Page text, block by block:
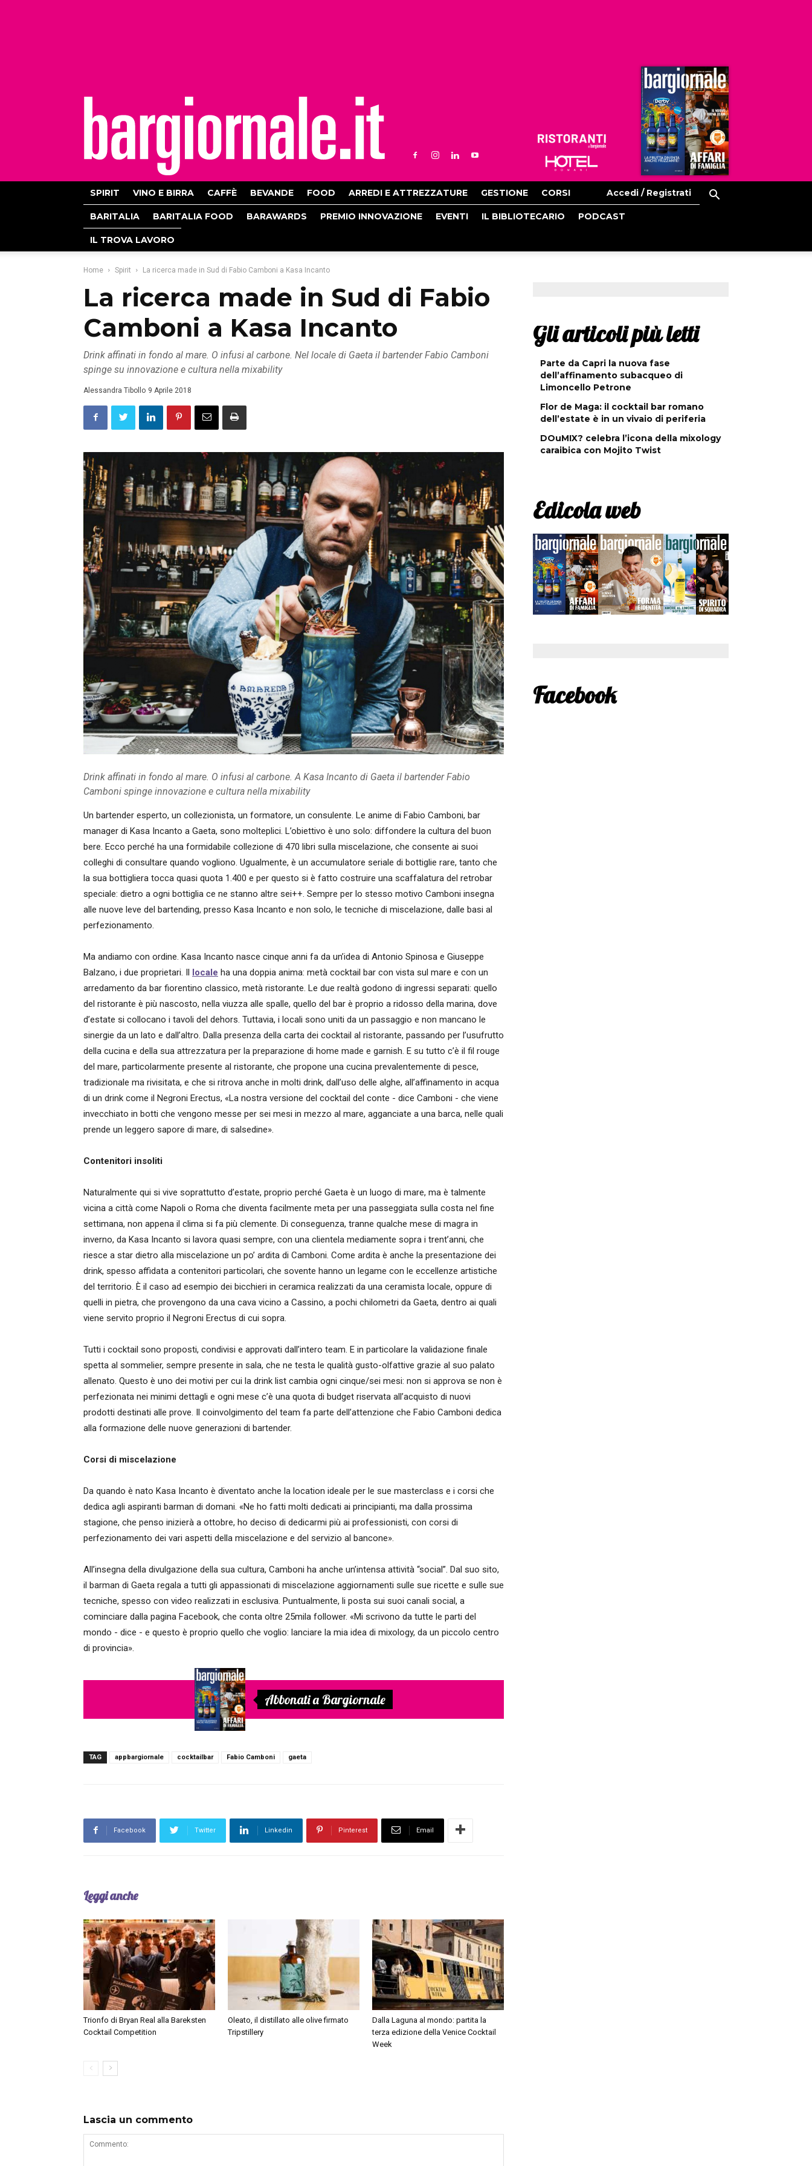
Ristoranti
Hoteldomani
SPIRIT VINO E BIRRA CAFFÈ BEVANDE FOOD ARREDI E ATTREZZATURE GESTIONE CORSI Accedi / Registrati
BARITALIA BARITALIA FOOD BARAWARDS PREMIO INNOVAZIONE EVENTI IL BIBLIOTECARIO PODCAST
IL TROVA LAVORO
Home Spirit La ricerca made in Sud di Fabio Camboni a Kasa Incanto
La ricerca made in Sud di Fabio
Camboni a Kasa Incanto
Drink affinati in fondo al mare. O infusi al carbone. Nel locale di Gaeta il bartender Fabio Camboni
spinge su innovazione e cultura nella mixability
Alessandra Tibollo 9 Aprile 2018
Drink affinati in fondo al mare. O infusi al carbone. A Kasa Incanto di Gaeta il bartender Fabio
Camboni spinge innovazione e cultura nella mixability
Un bartender esperto, un collezionista, un formatore, un consulente. Le anime di Fabio Camboni, bar
manager di Kasa Incanto a Gaeta, sono molteplici. L’obiettivo è uno solo: diffondere la cultura del buon
bere. Ecco perché ha una formidabile collezione di 470 libri sulla miscelazione, che consente ai suoi
colleghi di consultare quando vogliono. Ugualmente, è un accumulatore seriale di bottiglie rare, tanto che
la sua bottigliera tocca quasi quota 1.400 e per questo si è fatto costruire una scaffalatura del retrobar
speciale: dietro a ogni bottiglia ce ne stanno altre sei++. Sempre per lo stesso motivo Camboni insegna
alle nuove leve del bartending, presso Kasa Incanto e non solo, le tecniche di miscelazione, dalle basi al
perfezionamento.
Ma andiamo con ordine. Kasa Incanto nasce cinque anni fa da un’idea di Antonio Spinosa e Giuseppe
Balzano, i due proprietari. Il locale ha una doppia anima: metà cocktail bar con vista sul mare e con un
arredamento da bar fiorentino classico, metà ristorante. Le due realtà godono di ingressi separati: quello
del ristorante è più nascosto, nella viuzza alle spalle, quello del bar è proprio a ridosso della marina, dove
d’estate si collocano i tavoli del dehors. Tuttavia, i locali sono uniti da un passaggio e non mancano le
sinergie da un lato e dall’altro. Dalla presenza della carta dei cocktail al ristorante, passando per l’usufrutto
della cucina e della sua attrezzatura per la preparazione di home made e garnish. E su tutto c’è il fil rouge
del mare, particolarmente presente al ristorante, che propone una cucina prevalentemente di pesce,
tradizionale ma rivisitata, e che si ritrova anche in molti drink, dall’uso delle alghe, all’affinamento in acqua
di un drink come il Negroni Erectus, «La nostra versione del cocktail del conte - dice Camboni - che viene
invecchiato in botti che vengono messe per sei mesi in mezzo al mare, agganciate a una barca, nelle quali
prende un leggero sapore di mare, di salsedine».
Contenitori insoliti
Naturalmente qui si vive soprattutto d’estate, proprio perché Gaeta è un luogo di mare, ma è talmente
vicina a città come Napoli o Roma che diventa facilmente meta per una passeggiata sulla costa nel fine
settimana, non appena il clima si fa più clemente. Di conseguenza, tranne qualche mese di magra in
inverno, da Kasa Incanto si lavora quasi sempre, con una clientela mediamente sopra i trent’anni, che
riesce a star dietro alla miscelazione un po’ ardita di Camboni. Come ardita è anche la presentazione dei
drink, spesso affidata a contenitori particolari, che sovente hanno un legame con le eccellenze artistiche
del territorio. È il caso ad esempio dei bicchieri in ceramica realizzati da una ceramista locale, oppure di
quelli in pietra, che provengono da una cava vicino a Cassino, a pochi chilometri da Gaeta, dentro ai quali
viene servito proprio il Negroni Erectus di cui sopra.
Tutti i cocktail sono proposti, condivisi e approvati dall’intero team. E in particolare la validazione finale
spetta al sommelier, sempre presente in sala, che ne testa le qualità gusto-olfattive grazie al suo palato
allenato. Questo è uno dei motivi per cui la drink list cambia ogni cinque/sei mesi: non si approva se non è
perfezionata nei minimi dettagli e ogni mese c’è una quota di budget riservata all’acquisto di nuovi
prodotti destinati alle prove. Il coinvolgimento del team fa parte dell’attenzione che Fabio Camboni dedica
alla formazione delle nuove generazioni di bartender.
Corsi di miscelazione
Da quando è nato Kasa Incanto è diventato anche la location ideale per le sue masterclass e i corsi che
dedica agli aspiranti barman di domani. «Ne ho fatti molti dedicati ai principianti, ma dalla prossima
stagione, che penso inizierà a ottobre, ho deciso di dedicarmi più ai professionisti, con corsi di
perfezionamento dei vari aspetti della miscelazione e del servizio al bancone».
All’insegna della divulgazione della sua cultura, Camboni ha anche un’intensa attività “social”. Dal suo sito,
il barman di Gaeta regala a tutti gli appassionati di miscelazione aggiornamenti sulle sue ricette e sulle sue
tecniche, spesso con video realizzati in esclusiva. Puntualmente, li posta sui suoi canali social, a
cominciare dalla pagina Facebook, che conta oltre 25mila follower. «Mi scrivono da tutte le parti del
mondo - dice - e questo è proprio quello che voglio: lanciare la mia idea di mixology, da un piccolo centro
di provincia».
Abbonati a Bargiornale
TAG appbargiornale cocktailbar Fabio Camboni gaeta
Facebook Twitter Linkedin Pinterest Email
Leggi anche
Trionfo di Bryan Real alla Bareksten
Cocktail Competition
Oleato, il distillato alle olive firmato
Tripstillery
Dalla Laguna al mondo: partita la
terza edizione della Venice Cocktail
Week
Lascia un commento
Gli articoli più letti
Parte da Capri la nuova fase
dell’affinamento subacqueo di
Limoncello Petrone
Flor de Maga: il cocktail bar romano
dell’estate è in un vivaio di periferia
DOuMIX? celebra l’icona della mixology
caraibica con Mojito Twist
Edicola web
Facebook